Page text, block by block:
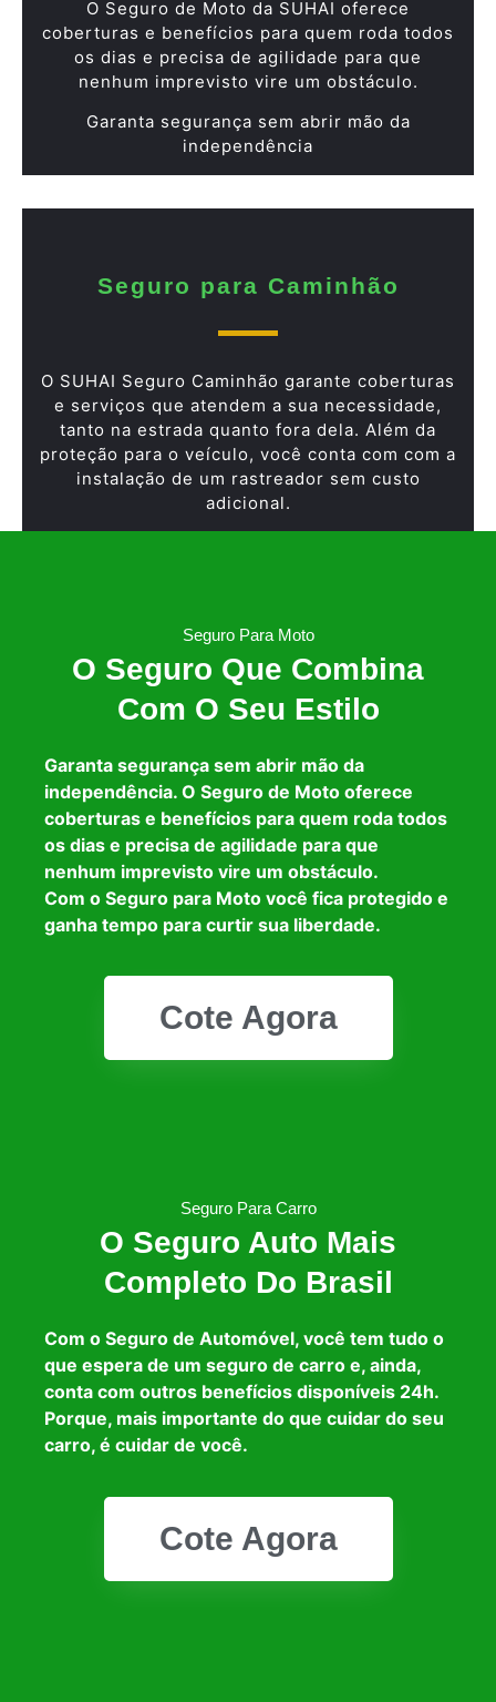
O Seguro de Moto da SUHAI oferece
coberturas e benefícios para quem roda todos
os dias e precisa de agilidade para que
nenhum imprevisto vire um obstáculo.
Garanta segurança sem abrir mão da
independência
Seguro para Caminhão
O SUHAI Seguro Caminhão garante coberturas
e serviços que atendem a sua necessidade,
tanto na estrada quanto fora dela. Além da
proteção para o veículo, você conta com com a
instalação de um rastreador sem custo
adicional.
Seguro Para Moto
O Seguro Que Combina
Com O Seu Estilo
Garanta segurança sem abrir mão da
independência. O Seguro de Moto oferece
coberturas e benefícios para quem roda todos
os dias e precisa de agilidade para que
nenhum imprevisto vire um obstáculo.
Com o Seguro para Moto você fica protegido e
ganha tempo para curtir sua liberdade.
Cote Agora
Seguro Para Carro
O Seguro Auto Mais
Completo Do Brasil
Com o Seguro de Automóvel, você tem tudo o
que espera de um seguro de carro e, ainda,
conta com outros benefícios disponíveis 24h.
Porque, mais importante do que cuidar do seu
carro, é cuidar de você.
Cote Agora